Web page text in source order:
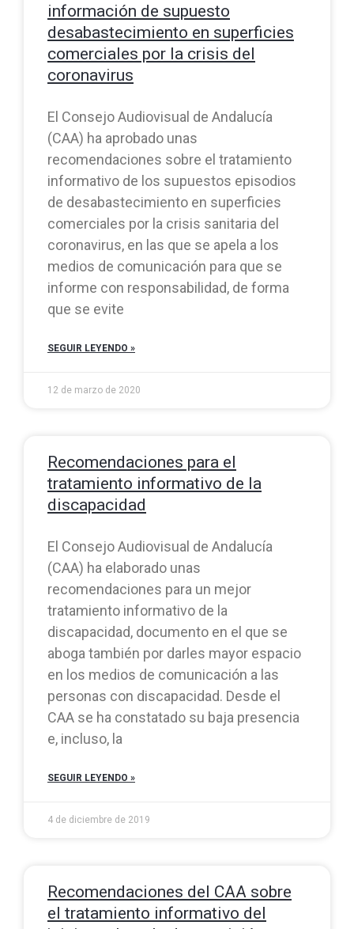
información de supuesto
desabastecimiento en superficies
comerciales por la crisis del
coronavirus
El Consejo Audiovisual de Andalucía
(CAA) ha aprobado unas
recomendaciones sobre el tratamiento
informativo de los supuestos episodios
de desabastecimiento en superficies
comerciales por la crisis sanitaria del
coronavirus, en las que se apela a los
medios de comunicación para que se
informe con responsabilidad, de forma
que se evite
SEGUIR LEYENDO »
12 de marzo de 2020
Recomendaciones para el
tratamiento informativo de la
discapacidad
El Consejo Audiovisual de Andalucía
(CAA) ha elaborado unas
recomendaciones para un mejor
tratamiento informativo de la
discapacidad, documento en el que se
aboga también por darles mayor espacio
en los medios de comunicación a las
personas con discapacidad. Desde el
CAA se ha constatado su baja presencia
e, incluso, la
SEGUIR LEYENDO »
4 de diciembre de 2019
Recomendaciones del CAA sobre
el tratamiento informativo del